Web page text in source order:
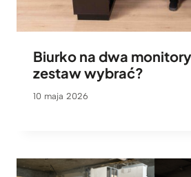
Biurko na dwa
zestaw wybrać?
10 maja 2026